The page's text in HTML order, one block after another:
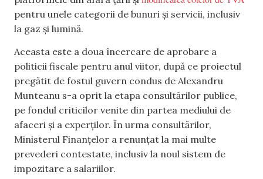
pentru unele categorii de bunuri și servicii, inclusiv
la gaz și lumină.
Aceasta este a doua încercare de aprobare a
politicii fiscale pentru anul viitor, după ce proiectul
pregătit de fostul guvern condus de Alexandru
Munteanu s-a oprit la etapa consultărilor publice,
pe fondul criticilor venite din partea mediului de
afaceri și a experților. În urma consultărilor,
Ministerul Finanțelor a renunțat la mai multe
prevederi contestate, inclusiv la noul sistem de
impozitare a salariilor.